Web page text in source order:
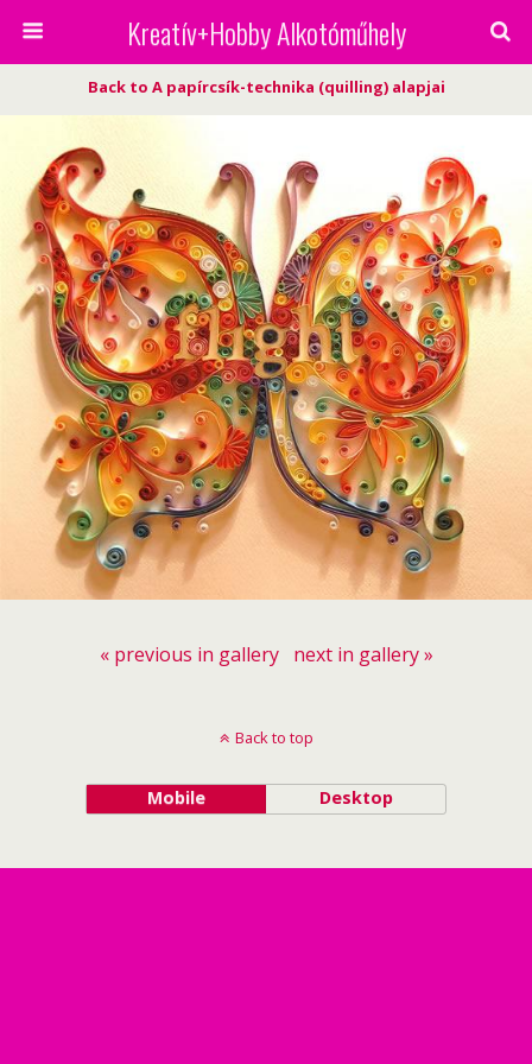
Kreatív+Hobby Alkotóműhely
Back to A papírcsík-technika (quilling) alapjai
« previous in gallery next in gallery »
Back to top
Mobile Desktop